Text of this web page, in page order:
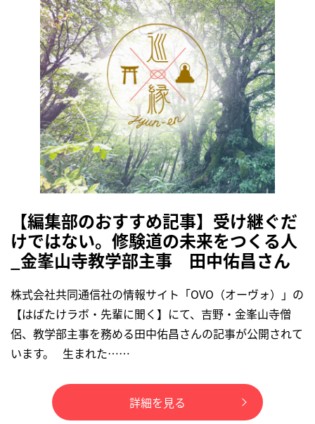
【編集部のおすすめ記事】受け継ぐだ
けではない。修験道の未来をつくる人
_金峯山寺教学部主事 田中佑昌さん
株式会社共同通信社の情報サイト「OVO（オーヴォ）」の
【はばたけラボ・先輩に聞く】にて、吉野・金峯山寺僧
侶、教学部主事を務める田中佑昌さんの記事が公開されて
います。 生まれた……
詳細を見る